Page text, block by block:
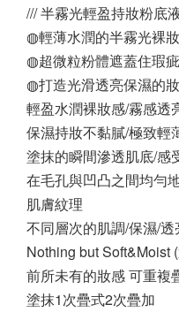
/// 半霧光輕盈持妝粉底
◍輕薄水潤的半霧光裸
◍超微粒粉體遮蓋住瑕
◍打造光滑透亮保濕的
輕盈水潤裸妝感/霧感透
保濕持妝不黏膩/極致輕
塗抹的瞬間滲透肌底/感
在毛孔與凹凸之間均勻
肌膚紋理
不同層次的肌調/保濕/透
Nothing but Soft&Moist
前所未有的妝感 可重複
塗抹1次疊式2次疊加